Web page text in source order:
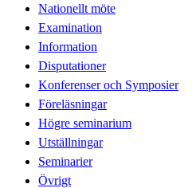
Nationellt möte
Examination
Information
Disputationer
Konferenser och Symposier
Föreläsningar
Högre seminarium
Utställningar
Seminarier
Övrigt